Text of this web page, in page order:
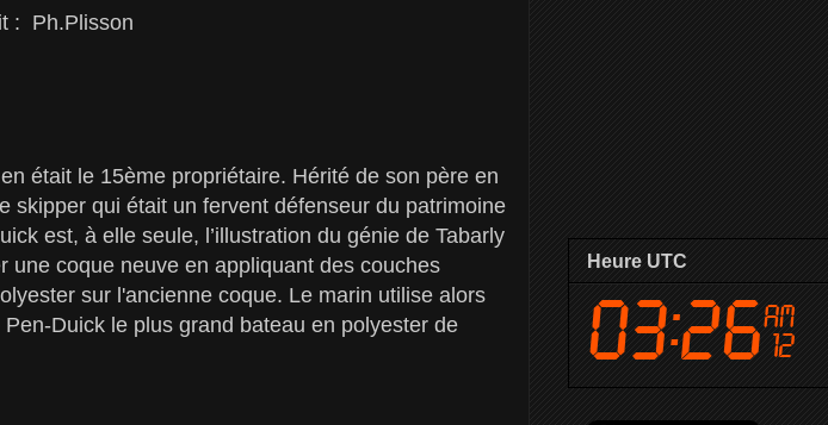
: Ph.Plisson
était le 15ème propriétaire. Hérité de son père en
skipper qui était un fervent défenseur du patrimoine
est, à elle seule, l’illustration du génie de Tabarly
une coque neuve en appliquant des couches
sur l'ancienne coque. Le marin utilise alors
Duick le plus grand bateau en polyester de
Heure UTC